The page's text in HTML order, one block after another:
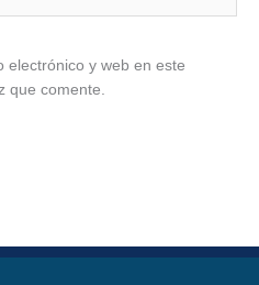
electrónico y web en este
que comente.